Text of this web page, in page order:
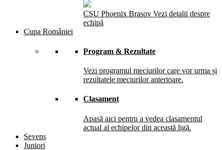
CSU Phoenix Brasov Vezi detalii despre
echipă
Cupa României
Program & Rezultate
Vezi programul meciurilor care vor urma și
rezultatele meciurilor anterioare.
Clasament
Apasă aici pentru a vedea clasamentul
actual al echipelor din această ligă.
Sevens
Juniori